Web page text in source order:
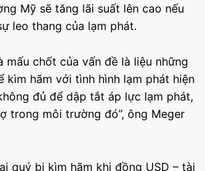
Mỹ sẽ tăng lãi suất lên cao nếu
leo thang của lạm phát.
mấu chốt của vấn đề là liệu những
kìm hãm với tình hình lạm phát hiện
đủ để dập tắt áp lực lạm phát,
trong môi trường đó”, ông Meger
quý bị kìm hãm khi đồng USD – tài